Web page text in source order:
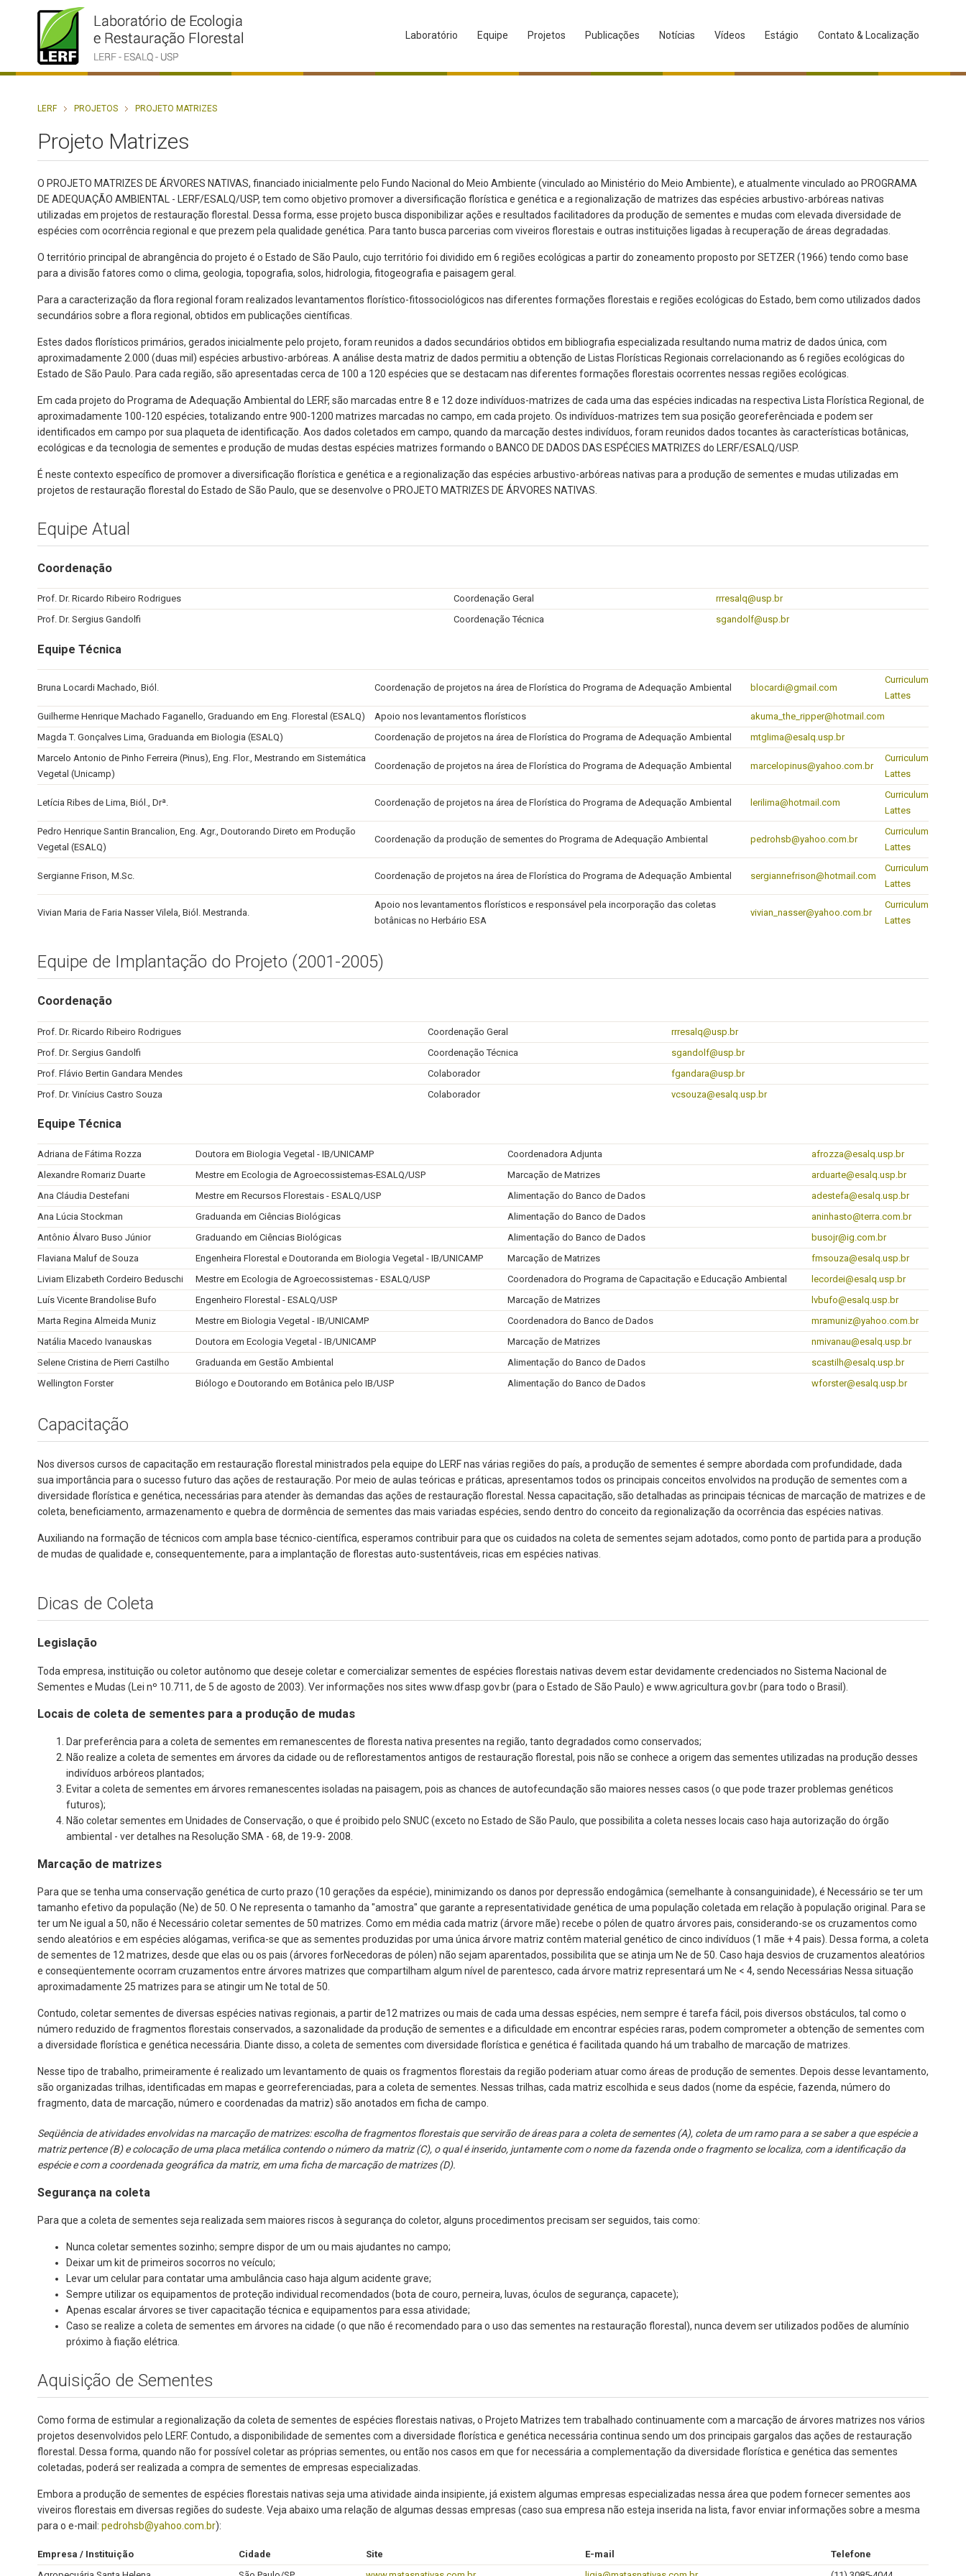
Laboratório Equipe Projetos Publicações Notícias Vídeos Estágio Contato & Localização
LERF PROJETOS PROJETO MATRIZES
Projeto Matrizes
O PROJETO MATRIZES DE ÁRVORES NATIVAS, financiado inicialmente pelo Fundo Nacional do Meio Ambiente (vinculado ao Ministério do Meio Ambiente), e atualmente vinculado ao PROGRAMA
DE ADEQUAÇÃO AMBIENTAL - LERF/ESALQ/USP, tem como objetivo promover a diversificação florística e genética e a regionalização de matrizes das espécies arbustivo-arbóreas nativas
utilizadas em projetos de restauração florestal. Dessa forma, esse projeto busca disponibilizar ações e resultados facilitadores da produção de sementes e mudas com elevada diversidade de
espécies com ocorrência regional e que prezem pela qualidade genética. Para tanto busca parcerias com viveiros florestais e outras instituições ligadas à recuperação de áreas degradadas.
O território principal de abrangência do projeto é o Estado de São Paulo, cujo território foi dividido em 6 regiões ecológicas a partir do zoneamento proposto por SETZER (1966) tendo como base
para a divisão fatores como o clima, geologia, topografia, solos, hidrologia, fitogeografia e paisagem geral.
Para a caracterização da flora regional foram realizados levantamentos florístico-fitossociológicos nas diferentes formações florestais e regiões ecológicas do Estado, bem como utilizados dados
secundários sobre a flora regional, obtidos em publicações científicas.
Estes dados florísticos primários, gerados inicialmente pelo projeto, foram reunidos a dados secundários obtidos em bibliografia especializada resultando numa matriz de dados única, com
aproximadamente 2.000 (duas mil) espécies arbustivo-arbóreas. A análise desta matriz de dados permitiu a obtenção de Listas Florísticas Regionais correlacionando as 6 regiões ecológicas do
Estado de São Paulo. Para cada região, são apresentadas cerca de 100 a 120 espécies que se destacam nas diferentes formações florestais ocorrentes nessas regiões ecológicas.
Em cada projeto do Programa de Adequação Ambiental do LERF, são marcadas entre 8 e 12 doze indivíduos-matrizes de cada uma das espécies indicadas na respectiva Lista Florística Regional, de
aproximadamente 100-120 espécies, totalizando entre 900-1200 matrizes marcadas no campo, em cada projeto. Os indivíduos-matrizes tem sua posição georeferênciada e podem ser
identificados em campo por sua plaqueta de identificação. Aos dados coletados em campo, quando da marcação destes indivíduos, foram reunidos dados tocantes às características botânicas,
ecológicas e da tecnologia de sementes e produção de mudas destas espécies matrizes formando o BANCO DE DADOS DAS ESPÉCIES MATRIZES do LERF/ESALQ/USP.
É neste contexto específico de promover a diversificação florística e genética e a regionalização das espécies arbustivo-arbóreas nativas para a produção de sementes e mudas utilizadas em
projetos de restauração florestal do Estado de São Paulo, que se desenvolve o PROJETO MATRIZES DE ÁRVORES NATIVAS.
Equipe Atual
Coordenação
Prof. Dr. Ricardo Ribeiro Rodrigues Coordenação Geral
rrresalq@usp.br
Prof. Dr. Sergius Gandolfi
Coordenação Técnica sgandolf@usp.br
Equipe Técnica
Bruna Locardi Machado, Biól. Coordenação de projetos na área de Florística do Programa de Adequação Ambiental blocardi@gmail.com
Curriculum
Lattes
Guilherme Henrique Machado Faganello, Graduando em Eng. Florestal (ESALQ)
Apoio nos levantamentos florísticos
akuma_the_ripper@hotmail.com
Magda T. Gonçalves Lima, Graduanda em Biologia (ESALQ)
Coordenação de projetos na área de Florística do Programa de Adequação Ambiental
mtglima@esalq.usp.br
Marcelo Antonio de Pinho Ferreira (Pinus), Eng. Flor., Mestrando em Sistemática
Vegetal (Unicamp)
Coordenação de projetos na área de Florística do Programa de Adequação Ambiental marcelopinus@yahoo.com.br
Curriculum
Lattes
Letícia Ribes de Lima, Biól., Drª. Coordenação de projetos na área de Florística do Programa de Adequação Ambiental lerilima@hotmail.com
Curriculum
Lattes
Pedro Henrique Santin Brancalion, Eng. Agr., Doutorando Direto em Produção
Vegetal (ESALQ)
Coordenação da produção de sementes do Programa de Adequação Ambiental pedrohsb@yahoo.com.br
Curriculum
Lattes
Sergianne Frison, M.Sc. Coordenação de projetos na área de Florística do Programa de Adequação Ambiental sergiannefrison@hotmail.com
Curriculum
Lattes
Vivian Maria de Faria Nasser Vilela, Biól. Mestranda.
Apoio nos levantamentos florísticos e responsável pela incorporação das coletas
botânicas no Herbário ESA
vivian_nasser@yahoo.com.br
Curriculum
Lattes
Equipe de Implantação do Projeto (2001-2005)
Coordenação
Prof. Dr. Ricardo Ribeiro Rodrigues Coordenação Geral
rrresalq@usp.br
Prof. Dr. Sergius Gandolfi
Coordenação Técnica
sgandolf@usp.br
Prof. Flávio Bertin Gandara Mendes
Colaborador
fgandara@usp.br
Prof. Dr. Vinícius Castro Souza
Colaborador vcsouza@esalq.usp.br
Equipe Técnica
Adriana de Fátima Rozza Doutora em Biologia Vegetal - IB/UNICAMP Coordenadora Adjunta
afrozza@esalq.usp.br
Alexandre Romariz Duarte
Mestre em Ecologia de Agroecossistemas-ESALQ/USP Marcação de Matrizes
arduarte@esalq.usp.br
Ana Cláudia Destefani
Mestre em Recursos Florestais - ESALQ/USP Alimentação do Banco de Dados
adestefa@esalq.usp.br
Ana Lúcia Stockman
Graduanda em Ciências Biológicas Alimentação do Banco de Dados
aninhasto@terra.com.br
Antônio Álvaro Buso Júnior
Graduando em Ciências Biológicas Alimentação do Banco de Dados
busojr@ig.com.br
Flaviana Maluf de Souza
Engenheira Florestal e Doutoranda em Biologia Vegetal - IB/UNICAMP Marcação de Matrizes
fmsouza@esalq.usp.br
Liviam Elizabeth Cordeiro Beduschi
Mestre em Ecologia de Agroecossistemas - ESALQ/USP Coordenadora do Programa de Capacitação e Educação Ambiental
lecordei@esalq.usp.br
Luís Vicente Brandolise Bufo
Engenheiro Florestal - ESALQ/USP Marcação de Matrizes
lvbufo@esalq.usp.br
Marta Regina Almeida Muniz
Mestre em Biologia Vegetal - IB/UNICAMP Coordenadora do Banco de Dados
mramuniz@yahoo.com.br
Natália Macedo Ivanauskas
Doutora em Ecologia Vegetal - IB/UNICAMP Marcação de Matrizes
nmivanau@esalq.usp.br
Selene Cristina de Pierri Castilho
Graduanda em Gestão Ambiental Alimentação do Banco de Dados
scastilh@esalq.usp.br
Wellington Forster
Biólogo e Doutorando em Botânica pelo IB/USP Alimentação do Banco de Dados wforster@esalq.usp.br
Capacitação
Nos diversos cursos de capacitação em restauração florestal ministrados pela equipe do LERF nas várias regiões do país, a produção de sementes é sempre abordada com profundidade, dada
sua importância para o sucesso futuro das ações de restauração. Por meio de aulas teóricas e práticas, apresentamos todos os principais conceitos envolvidos na produção de sementes com a
diversidade florística e genética, necessárias para atender às demandas das ações de restauração florestal. Nessa capacitação, são detalhadas as principais técnicas de marcação de matrizes e de
coleta, beneficiamento, armazenamento e quebra de dormência de sementes das mais variadas espécies, sendo dentro do conceito da regionalização da ocorrência das espécies nativas.
Auxiliando na formação de técnicos com ampla base técnico-científica, esperamos contribuir para que os cuidados na coleta de sementes sejam adotados, como ponto de partida para a produção
de mudas de qualidade e, consequentemente, para a implantação de florestas auto-sustentáveis, ricas em espécies nativas.
Dicas de Coleta
Legislação
Toda empresa, instituição ou coletor autônomo que deseje coletar e comercializar sementes de espécies florestais nativas devem estar devidamente credenciados no Sistema Nacional de
Sementes e Mudas (Lei nº 10.711, de 5 de agosto de 2003). Ver informações nos sites www.dfasp.gov.br (para o Estado de São Paulo) e www.agricultura.gov.br (para todo o Brasil).
Locais de coleta de sementes para a produção de mudas
Dar preferência para a coleta de sementes em remanescentes de floresta nativa presentes na região, tanto degradados como conservados;
Não realize a coleta de sementes em árvores da cidade ou de reflorestamentos antigos de restauração florestal, pois não se conhece a origem das sementes utilizadas na produção desses
indivíduos arbóreos plantados;
Evitar a coleta de sementes em árvores remanescentes isoladas na paisagem, pois as chances de autofecundação são maiores nesses casos (o que pode trazer problemas genéticos
futuros);
Não coletar sementes em Unidades de Conservação, o que é proibido pelo SNUC (exceto no Estado de São Paulo, que possibilita a coleta nesses locais caso haja autorização do órgão
ambiental - ver detalhes na Resolução SMA - 68, de 19-9- 2008.
Marcação de matrizes
Para que se tenha uma conservação genética de curto prazo (10 gerações da espécie), minimizando os danos por depressão endogâmica (semelhante à consanguinidade), é Necessário se ter um
tamanho efetivo da população (Ne) de 50. O Ne representa o tamanho da "amostra" que garante a representatividade genética de uma população coletada em relação à população original. Para se
ter um Ne igual a 50, não é Necessário coletar sementes de 50 matrizes. Como em média cada matriz (árvore mãe) recebe o pólen de quatro árvores pais, considerando-se os cruzamentos como
sendo aleatórios e em espécies alógamas, verifica-se que as sementes produzidas por uma única árvore matriz contêm material genético de cinco indivíduos (1 mãe + 4 pais). Dessa forma, a coleta
de sementes de 12 matrizes, desde que elas ou os pais (árvores forNecedoras de pólen) não sejam aparentados, possibilita que se atinja um Ne de 50. Caso haja desvios de cruzamentos aleatórios
e conseqüentemente ocorram cruzamentos entre árvores matrizes que compartilham algum nível de parentesco, cada árvore matriz representará um Ne < 4, sendo Necessárias Nessa situação
aproximadamente 25 matrizes para se atingir um Ne total de 50.
Contudo, coletar sementes de diversas espécies nativas regionais, a partir de12 matrizes ou mais de cada uma dessas espécies, nem sempre é tarefa fácil, pois diversos obstáculos, tal como o
número reduzido de fragmentos florestais conservados, a sazonalidade da produção de sementes e a dificuldade em encontrar espécies raras, podem comprometer a obtenção de sementes com
a diversidade florística e genética necessária. Diante disso, a coleta de sementes com diversidade florística e genética é facilitada quando há um trabalho de marcação de matrizes.
Nesse tipo de trabalho, primeiramente é realizado um levantamento de quais os fragmentos florestais da região poderiam atuar como áreas de produção de sementes. Depois desse levantamento,
são organizadas trilhas, identificadas em mapas e georreferenciadas, para a coleta de sementes. Nessas trilhas, cada matriz escolhida e seus dados (nome da espécie, fazenda, número do
fragmento, data de marcação, número e coordenadas da matriz) são anotados em ficha de campo.
Seqüência de atividades envolvidas na marcação de matrizes: escolha de fragmentos florestais que servirão de áreas para a coleta de sementes (A), coleta de um ramo para a se saber a que espécie a
matriz pertence (B) e colocação de uma placa metálica contendo o número da matriz (C), o qual é inserido, juntamente com o nome da fazenda onde o fragmento se localiza, com a identificação da
espécie e com a coordenada geográfica da matriz, em uma ficha de marcação de matrizes (D).
Segurança na coleta
Para que a coleta de sementes seja realizada sem maiores riscos à segurança do coletor, alguns procedimentos precisam ser seguidos, tais como:
Nunca coletar sementes sozinho; sempre dispor de um ou mais ajudantes no campo;
Deixar um kit de primeiros socorros no veículo;
Levar um celular para contatar uma ambulância caso haja algum acidente grave;
Sempre utilizar os equipamentos de proteção individual recomendados (bota de couro, perneira, luvas, óculos de segurança, capacete);
Apenas escalar árvores se tiver capacitação técnica e equipamentos para essa atividade;
Caso se realize a coleta de sementes em árvores na cidade (o que não é recomendado para o uso das sementes na restauração florestal), nunca devem ser utilizados podões de alumínio
próximo à fiação elétrica.
Aquisição de Sementes
Como forma de estimular a regionalização da coleta de sementes de espécies florestais nativas, o Projeto Matrizes tem trabalhado continuamente com a marcação de árvores matrizes nos vários
projetos desenvolvidos pelo LERF. Contudo, a disponibilidade de sementes com a diversidade florística e genética necessária continua sendo um dos principais gargalos das ações de restauração
florestal. Dessa forma, quando não for possível coletar as próprias sementes, ou então nos casos em que for necessária a complementação da diversidade florística e genética das sementes
coletadas, poderá ser realizada a compra de sementes de empresas especializadas.
Embora a produção de sementes de espécies florestais nativas seja uma atividade ainda insipiente, já existem algumas empresas especializadas nessa área que podem fornecer sementes aos
viveiros florestais em diversas regiões do sudeste. Veja abaixo uma relação de algumas dessas empresas (caso sua empresa não esteja inserida na lista, favor enviar informações sobre a mesma
para o e-mail: pedrohsb@yahoo.com.br):
Empresa / Instituição Cidade Site E-mail
Telefone